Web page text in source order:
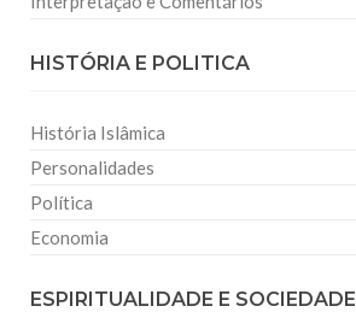
HISTÓRIA E POLITICA
História Islâmica
Personalidades
Política
Economia
ESPIRITUALIDADE E SOCIEDADE